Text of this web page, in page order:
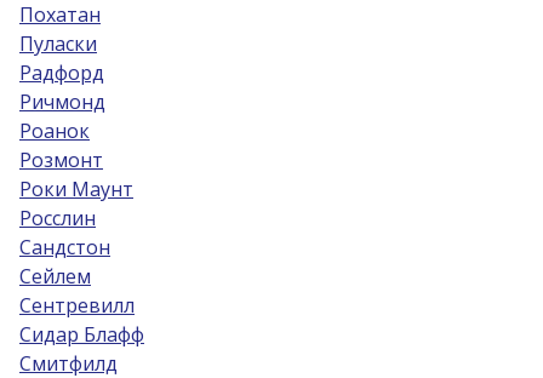
Похатан
Пуласки
Радфорд
Ричмонд
Роанок
Розмонт
Роки Маунт
Росслин
Сандстон
Сейлем
Сентревилл
Сидар Блафф
Смитфилд